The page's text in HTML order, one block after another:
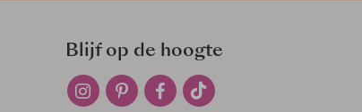
Blijf op de hoogte